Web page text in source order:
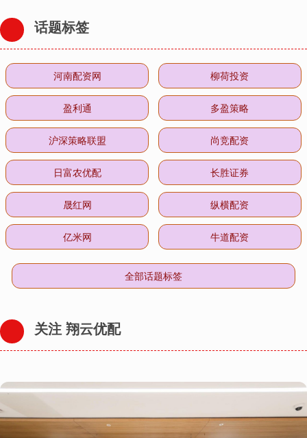
话题标签
河南配资网 柳荷投资
盈利通 多盈策略
沪深策略联盟 尚竞配资
日富农优配 长胜证券
晟红网 纵横配资
亿米网 牛道配资
全部话题标签
关注 翔云优配